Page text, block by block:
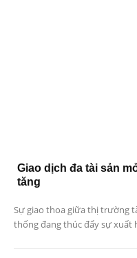
Giao dịch đa tài sản
tăng
Sự giao thoa giữa thị trường
thống đang thúc đẩy sự xuất